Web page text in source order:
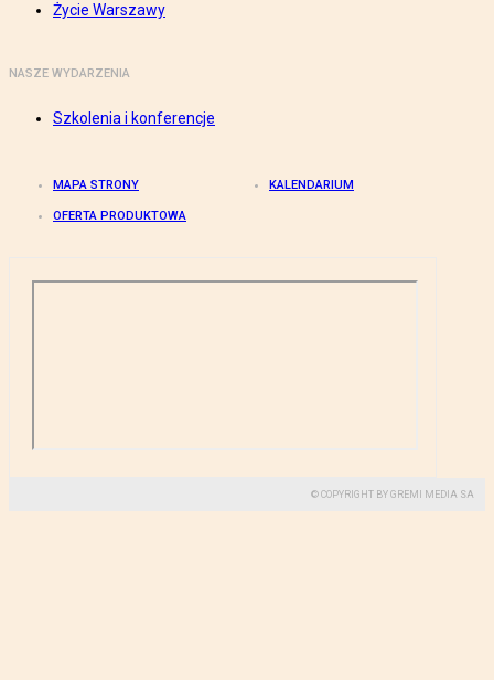
Życie Warszawy
NASZE WYDARZENIA
Szkolenia i konferencje
MAPA STRONY KALENDARIUM
OFERTA PRODUKTOWA
© COPYRIGHT BY GREMI MEDIA SA